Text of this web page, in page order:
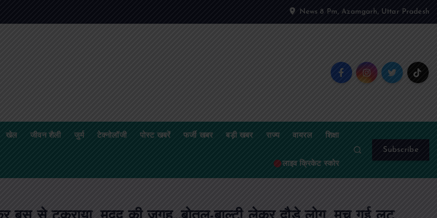
News 8 Pm, Azamgarh, Uttar Pradesh
खेल जीवन शैली जुर्म टेक्नोलॉजी पोस्ट खबरें फर्जी खबर बड़ी खबर राज्य वायरल शिक्षा
लाइव क्रिकेट स्कोर
Subscribe